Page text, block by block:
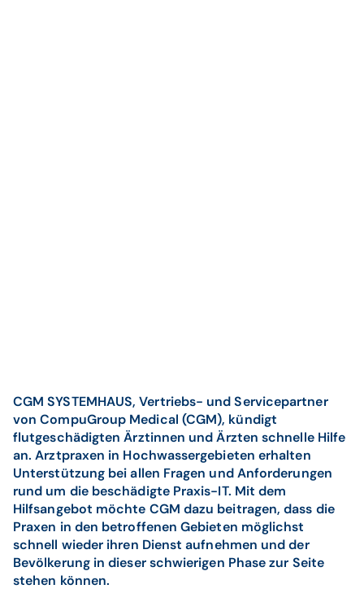
CGM SYSTEMHAUS, Vertriebs- und Servicepartner
von CompuGroup Medical (CGM), kündigt
flutgeschädigten Ärztinnen und Ärzten schnelle Hilfe
an. Arztpraxen in Hochwassergebieten erhalten
Unterstützung bei allen Fragen und Anforderungen
rund um die beschädigte Praxis-IT. Mit dem
Hilfsangebot möchte CGM dazu beitragen, dass die
Praxen in den betroffenen Gebieten möglichst
schnell wieder ihren Dienst aufnehmen und der
Bevölkerung in dieser schwierigen Phase zur Seite
stehen können.